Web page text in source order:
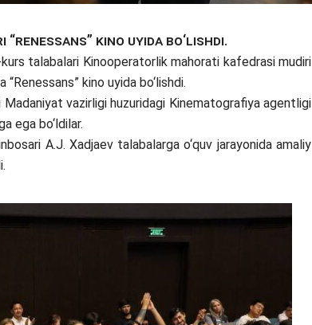
kino uyida bo‘lishdi.
talabalari Kinooperatorlik mahorati kafedrasi mudiri
kino uyida bo‘lishdi.
vazirligi huzuridagi Kinematografiya agentligi
ega bo‘ldilar.
A.J. Xadjaev talabalarga o‘quv jarayonida amaliy